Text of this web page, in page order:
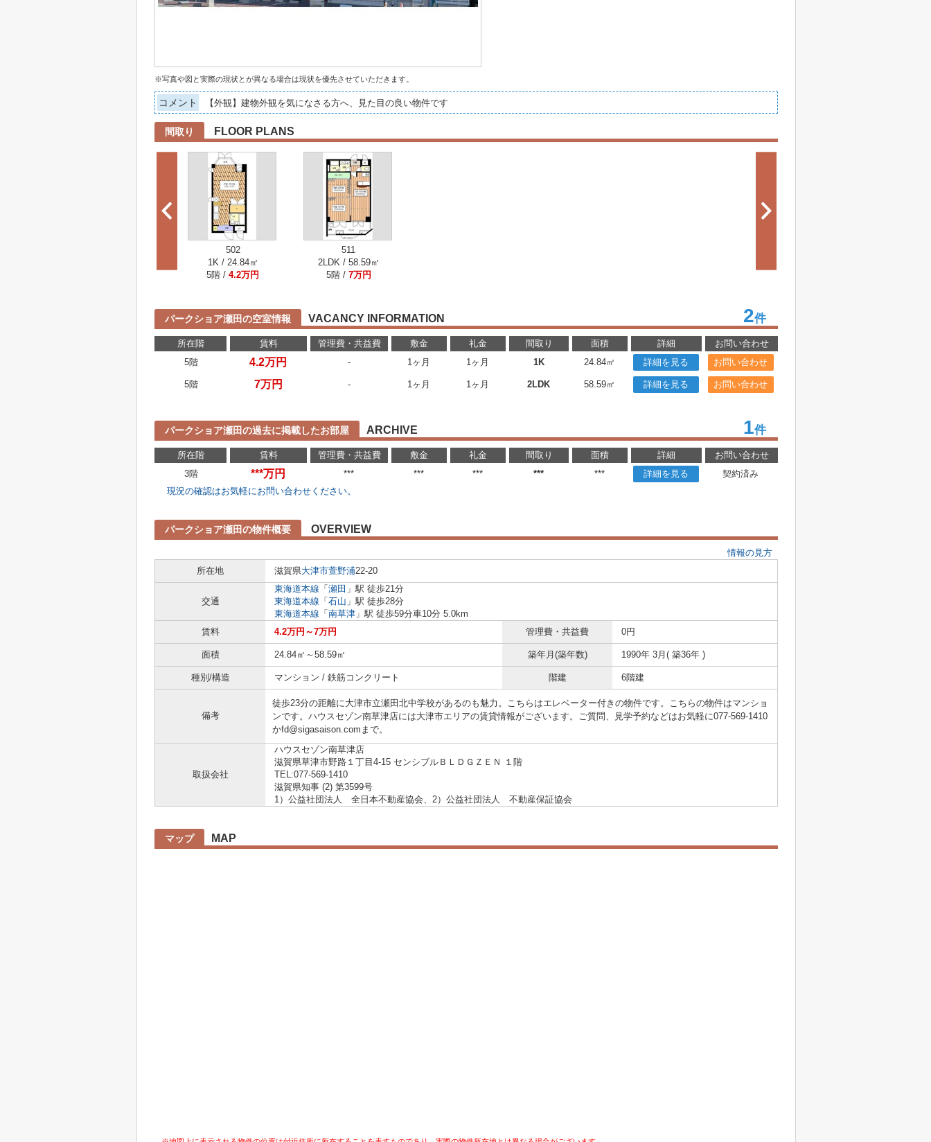
※写真や図と実際の現状とが異なる場合は現状を優先させていただきます。
コメント 【外観】建物外観を気になさる方へ、見た目の良い物件です
間取り FLOOR PLANS
502
1K / 24.84㎡
5階 / 4.2万円
511
2LDK / 58.59㎡
5階 / 7万円
パークショア瀬田の空室情報 VACANCY INFORMATION 2件
所在階 賃料 管理費・共益費 敷金 礼金 間取り 面積 詳細
お問い合わせ
5階
4.2万円 - 1ヶ月 1ヶ月 1K 24.84㎡ 詳細を見る お問い合わせ
5階 7万円 - 1ヶ月 1ヶ月 2LDK 58.59㎡ 詳細を見る お問い合わせ
パークショア瀬田の過去に掲載したお部屋 ARCHIVE 1件
所在階 賃料 管理費・共益費 敷金 礼金 間取り 面積 詳細
お問い合わせ
3階
***万円 *** *** *** *** *** 詳細を見る
契約済み
現況の確認はお気軽にお問い合わせください。
パークショア瀬田の物件概要 OVERVIEW
情報の見方
所在地
滋賀県大津市萱野浦22-20
交通
東海道本線 「 瀬田 」駅 徒歩21分
東海道本線 「 石山 」駅 徒歩28分
東海道本線 「 南草津 」駅 徒歩59分車10分 5.0km
賃料
4.2万円～7万円 管理費・共益費 0円
面積 24.84㎡～58.59㎡ 築年月(築年数) 1990年 3月( 築36年 )
種別/構造 マンション / 鉄筋コンクリート 階建 6階建
備考
徒歩23分の距離に大津市立瀬田北中学校があるのも魅力。こちらはエレベーター付きの物件です。こちらの物件はマンショ
ンです。ハウスセゾン南草津店には大津市エリアの賃貸情報がございます。ご質問、見学予約などはお気軽に077-569-1410
かfd@sigasaison.comまで。
取扱会社
ハウスセゾン南草津店
滋賀県草津市野路１丁目4-15 センシブルＢＬＤＧＺＥＮ １階
TEL:077-569-1410
滋賀県知事 (2) 第3599号
1）公益社団法人 全日本不動産協会、2）公益社団法人 不動産保証協会
マップ MAP